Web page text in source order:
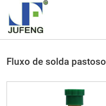
Fluxo de solda pastoso